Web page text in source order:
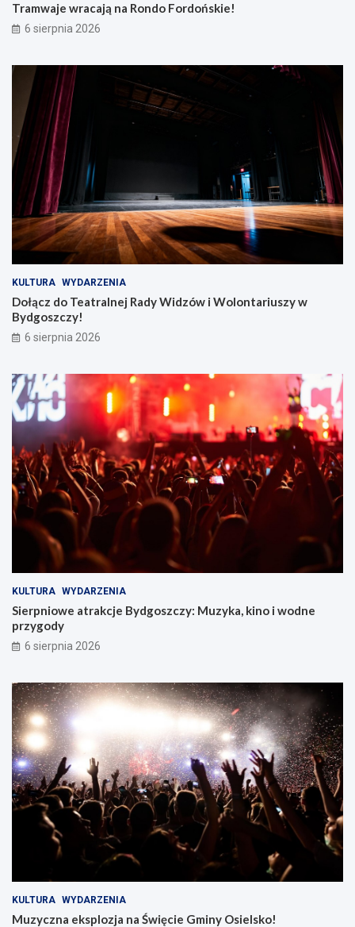
Tramwaje wracają na Rondo Fordońskie!
6 sierpnia 2026
KULTURA WYDARZENIA
Dołącz do Teatralnej Rady Widzów i Wolontariuszy w
Bydgoszczy!
6 sierpnia 2026
KULTURA WYDARZENIA
Sierpniowe atrakcje Bydgoszczy: Muzyka, kino i wodne
przygody
6 sierpnia 2026
KULTURA WYDARZENIA
Muzyczna eksplozja na Święcie Gminy Osielsko!